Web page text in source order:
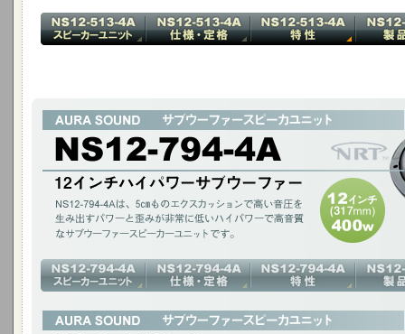
12インチ ハイパワー サブウーファー
NS12-794-4Aは、5cmものエクスカッションで高い音圧を生み出すパワー
音質なサブウーファースピーカーユニットです。
12インチ(317mm)400W / アルミコーン ダイキャストフレーム / NRT
プロオーディオ用サブウーファー